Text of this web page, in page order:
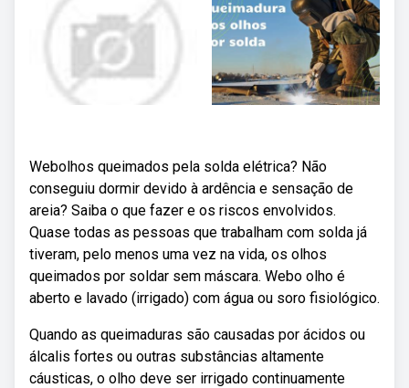
Webolhos queimados pela solda elétrica? Não
conseguiu dormir devido à ardência e sensação de
areia? Saiba o que fazer e os riscos envolvidos.
Quase todas as pessoas que trabalham com solda já
tiveram, pelo menos uma vez na vida, os olhos
queimados por soldar sem máscara. Webo olho é
aberto e lavado (irrigado) com água ou soro fisiológico.
Quando as queimaduras são causadas por ácidos ou
álcalis fortes ou outras substâncias altamente
cáusticas, o olho deve ser irrigado continuamente